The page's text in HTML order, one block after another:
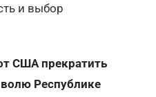
и выбор
США прекратить
Республике